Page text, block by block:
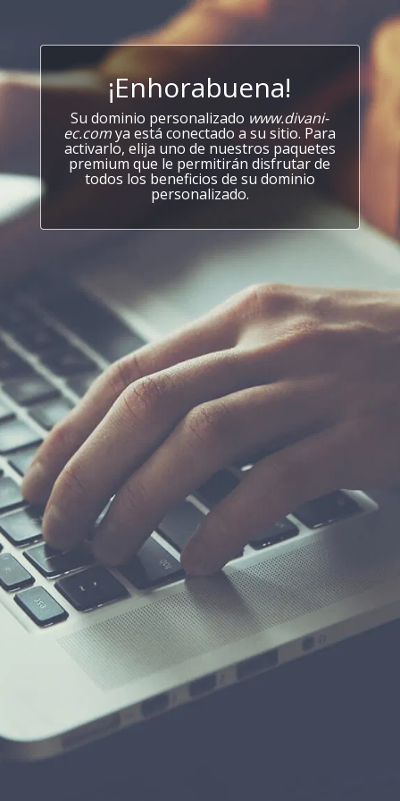
¡Enhorabuena!
Su dominio personalizado www.divani-
ec.comya está conectado a su sitio. Para
activarlo, elija uno de nuestros paquetes
premium que le permitirán disfrutar de
todos los beneficios de su dominio
personalizado.